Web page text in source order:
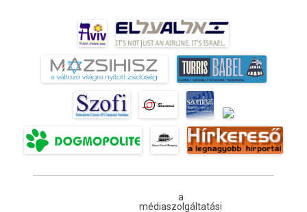
a
médiaszolgáltatási